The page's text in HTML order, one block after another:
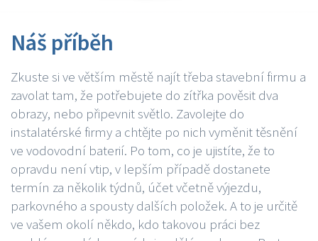
Náš příběh
Zkuste si ve větším městě najít třeba stavební firmu a
zavolat tam, že potřebujete do zítřka pověsit dva
obrazy, nebo připevnit světlo. Zavolejte do
instalatérské firmy a chtějte po nich vyměnit těsnění
ve vodovodní baterií. Po tom, co je ujistíte, že to
opravdu není vtip, v lepším případě dostanete
termín za několik týdnů, účet včetně výjezdu,
parkovného a spousty dalších položek. A to je určitě
ve vašem okolí někdo, kdo takovou práci bez